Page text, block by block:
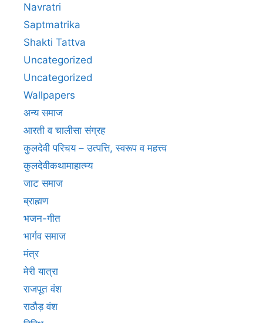
Navratri
Saptmatrika
Shakti Tattva
Uncategorized
Uncategorized
Wallpapers
अन्य समाज
आरती व चालीसा संग्रह
कुलदेवी परिचय – उत्पत्ति, स्वरूप व महत्त्व
कुलदेवीकथामाहात्म्य
जाट समाज
ब्राह्मण
भजन-गीत
भार्गव समाज
मंत्र
मेरी यात्रा
राजपूत वंश
राठौड़ वंश